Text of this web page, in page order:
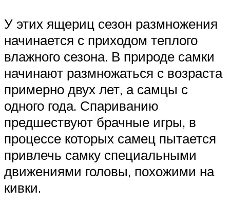
У этих ящериц сезон размножения
начинается с приходом теплого
влажного сезона. В природе самки
начинают размножаться с возраста
примерно двух лет, а самцы с
одного года. Спариванию
предшествуют брачные игры, в
процессе которых самец пытается
привлечь самку специальными
движениями головы, похожими на
кивки.